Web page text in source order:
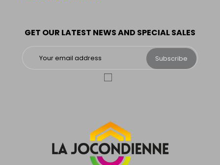
GET OUR LATEST NEWS AND SPECIAL SALES
Subscribe